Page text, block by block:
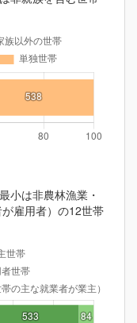
小は非農林漁業・
雇用者）の12世帯